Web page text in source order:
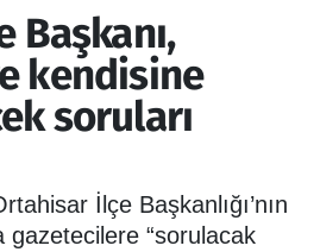
Başkanı,
kendisine
soruları
İlçe Başkanlığı’nın
gazetecilere “sorulacak
Haritası
Fikstür